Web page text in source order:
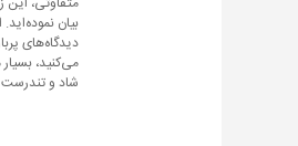
بیان
دیدگاه‌های
می‌کنید،
شاد و تندرست